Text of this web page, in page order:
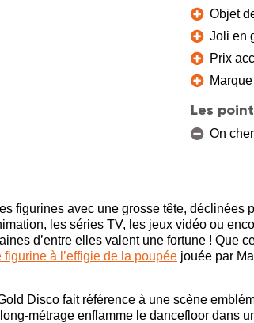
Objet
Joli en
Prix
Les
On
figurines avec une grosse tête, déclinées
les séries TV, les jeux vidéo ou
d’entre elles valent une fortune ! Que
figurine à l’effigie de la poupée jouée par
Disco fait référence à une scène
métrage enflamme le dancefloor dans